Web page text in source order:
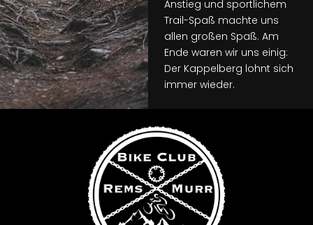
Anstieg und sportlichem
Trail-Spaß machte uns
allen großen Spaß. Am
Ende waren wir uns einig:
Der Kappelberg lohnt sich
immer wieder.